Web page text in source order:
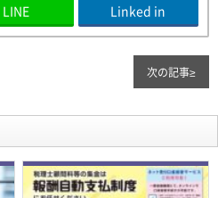
LINE Linked in
次の記事≥